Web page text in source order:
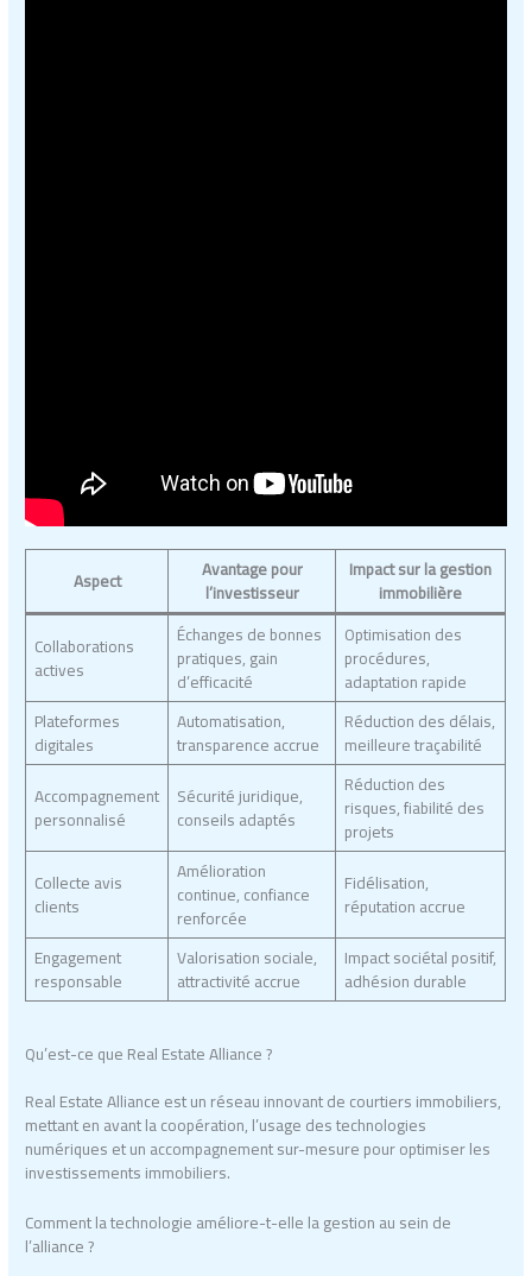
Aspect Avantage pour
l’investisseur
Impact sur la gestion
immobilière
Collaborations
actives
Échanges de bonnes
pratiques, gain
d’efficacité
Optimisation des
procédures,
adaptation rapide
Plateformes
digitales
Automatisation,
transparence accrue
Réduction des délais,
meilleure traçabilité
Accompagnement
personnalisé
Sécurité juridique,
conseils adaptés
Réduction des
risques, fiabilité des
projets
Collecte avis
clients
Amélioration
continue, confiance
renforcée
Fidélisation,
réputation accrue
Engagement
responsable
Valorisation sociale,
attractivité accrue
Impact sociétal positif,
adhésion durable
Qu’est-ce que Real Estate Alliance ?
Real Estate Alliance est un réseau innovant de courtiers immobiliers,
mettant en avant la coopération, l’usage des technologies
numériques et un accompagnement sur-mesure pour optimiser les
investissements immobiliers.
Comment la technologie améliore-t-elle la gestion au sein de
l’alliance ?